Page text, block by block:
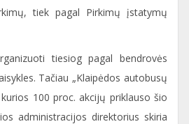
tiek pagal Pirkimų įstatymų
tiesiog pagal bendrovės
Tačiau „Klaipėdos autobusų
100 proc. akcijų priklauso šio
administracijos direktorius skiria